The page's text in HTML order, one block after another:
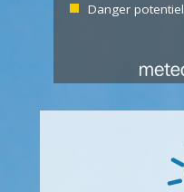
Danger potentiel